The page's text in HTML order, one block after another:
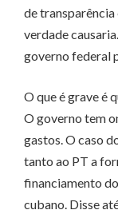
de transparência
verdade
governo federal
O que é grave é
O governo tem
gastos. O caso
tanto ao PT a
financiamento
cubano. Disse